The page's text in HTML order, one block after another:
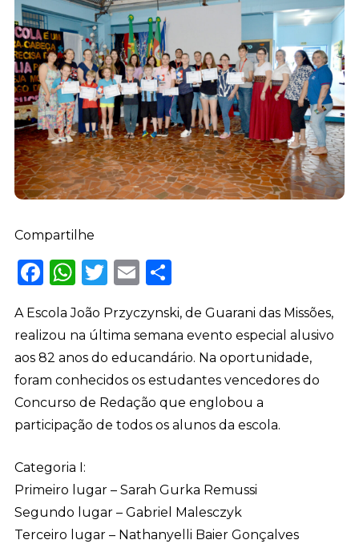
Compartilhe
Facebook
WhatsApp
Twitter
EmailShare
A Escola João Przyczynski, de Guarani das Missões,
realizou na última semana evento especial alusivo
aos 82 anos do educandário. Na oportunidade,
foram conhecidos os estudantes vencedores do
Concurso de Redação que englobou a
participação de todos os alunos da escola.
Categoria I:
Primeiro lugar – Sarah Gurka Remussi
Segundo lugar – Gabriel Malesczyk
Terceiro lugar – Nathanyelli Baier Gonçalves